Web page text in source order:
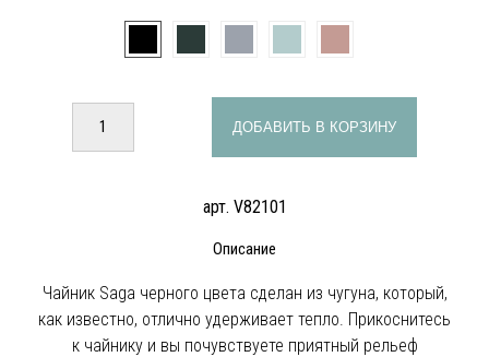
ДОБАВИТЬ В КОРЗИНУ
арт. V82101
Описание
Чайник Saga черного цвета сделан из чугуна, который,
как известно, отлично удерживает тепло. Прикоснитесь
к чайнику и вы почувствуете приятный рельеф